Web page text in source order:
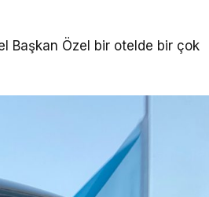
Başkan Özel bir otelde bir çok